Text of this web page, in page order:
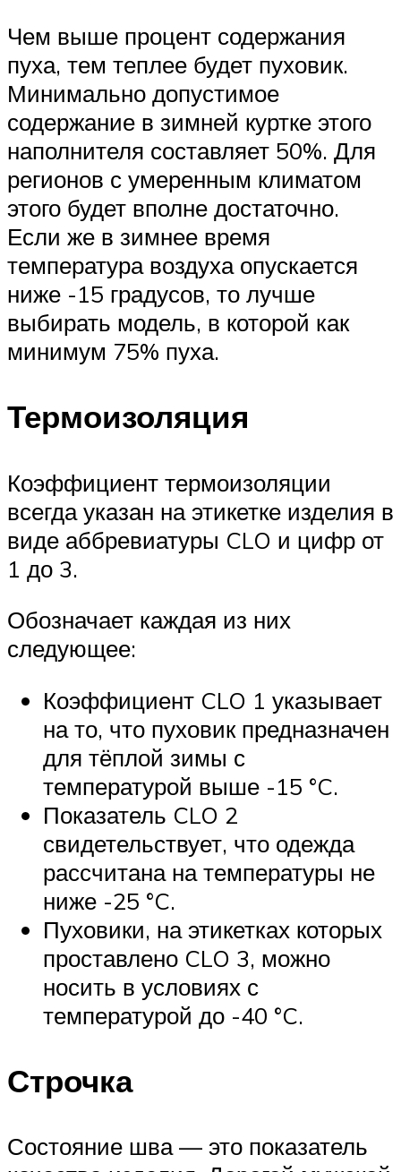
Чем выше процент содержания
пуха, тем теплее будет пуховик.
Минимально допустимое
содержание в зимней куртке этого
наполнителя составляет 50%. Для
регионов с умеренным климатом
этого будет вполне достаточно.
Если же в зимнее время
температура воздуха опускается
ниже -15 градусов, то лучше
выбирать модель, в которой как
минимум 75% пуха.
Термоизоляция
Коэффициент термоизоляции
всегда указан на этикетке изделия в
виде аббревиатуры CLO и цифр от
1 до 3.
Обозначает каждая из них
следующее:
Коэффициент CLO 1 указывает
на то, что пуховик предназначен
для тёплой зимы с
температурой выше -15 °C.
Показатель CLO 2
свидетельствует, что одежда
рассчитана на температуры не
ниже -25 °C.
Пуховики, на этикетках которых
проставлено CLO 3, можно
носить в условиях с
температурой до -40 °C.
Строчка
Состояние шва — это показатель